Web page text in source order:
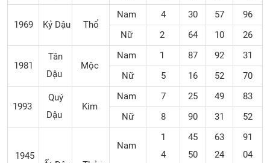
1969 Kỷ Dậu Thổ
Nam 4 30 57
96
Nữ
2 64 10 26
1981
Tân
Dậu
Mộc
Nam 1 87 92
31
Nữ
5 16 52 70
1993
Quý
Dậu
Kim
Nam 7 25 49
83
Nữ
8 90 31 52
1945
Nam
1
4
45
50
63
24
91
04